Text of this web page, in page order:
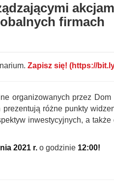
firmach
Zapisz się! (https://
organizowanych przez Dom
różne punkty
inwestycyjnych, a także
2021 r. o godzinie 12:00!